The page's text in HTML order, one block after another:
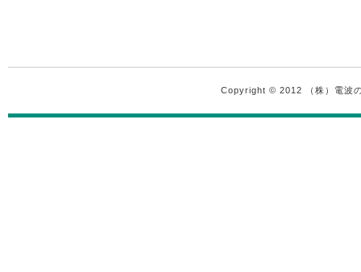
Copyright © 2012 （株）電波